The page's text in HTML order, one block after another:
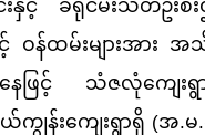
နှင့် ခရိုင်မီးသတ်ဦးစီး
ဝန်ထမ်းများအား အသိ
ေဖြင့် သံဇလုံကျေ
ကျွန်းကျေးရွာရှိ (အ.မ.